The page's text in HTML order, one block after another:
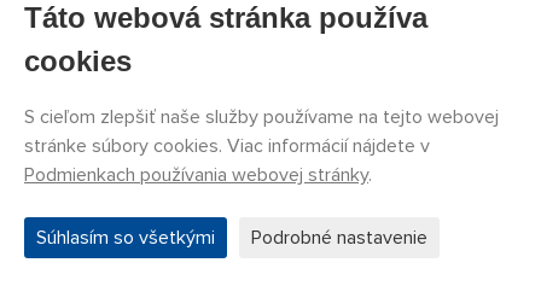
GSW8436574507447ES
NA SKLADE 5 KS
Táto webová stránka používa
cookies
S cieľom zlepšiť naše služby používame na tejto webovej
stránke súbory cookies. Viac informácií nájdete v
Podmienkach používania webovej stránky.
Súhlasím so všetkými Podrobné nastavenie